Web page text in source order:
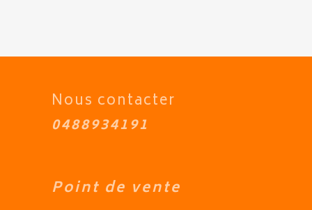
Nous contacter
0488934191
Point de vente